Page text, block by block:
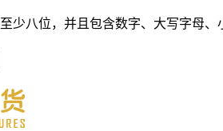
至少八位，并且包含数字、大写字母